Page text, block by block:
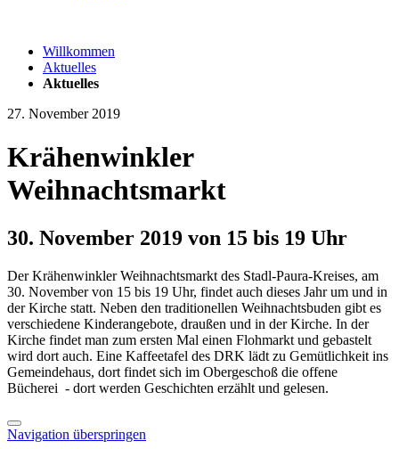
Willkommen
Aktuelles
Aktuelles
27. November 2019
Krähenwinkler
Weihnachtsmarkt
30. November 2019 von 15 bis 19 Uhr
Der Krähenwinkler Weihnachtsmarkt des Stadl-Paura-Kreises, am
30. November von 15 bis 19 Uhr, findet auch dieses Jahr um und in
der Kirche statt. Neben den traditionellen Weihnachtsbuden gibt es
verschiedene Kinderangebote, draußen und in der Kirche. In der
Kirche findet man zum ersten Mal einen Flohmarkt und gebastelt
wird dort auch. Eine Kaffeetafel des DRK lädt zu Gemütlichkeit ins
Gemeindehaus, dort findet sich im Obergeschoß die offene
Bücherei - dort werden Geschichten erzählt und gelesen.
Navigation überspringen